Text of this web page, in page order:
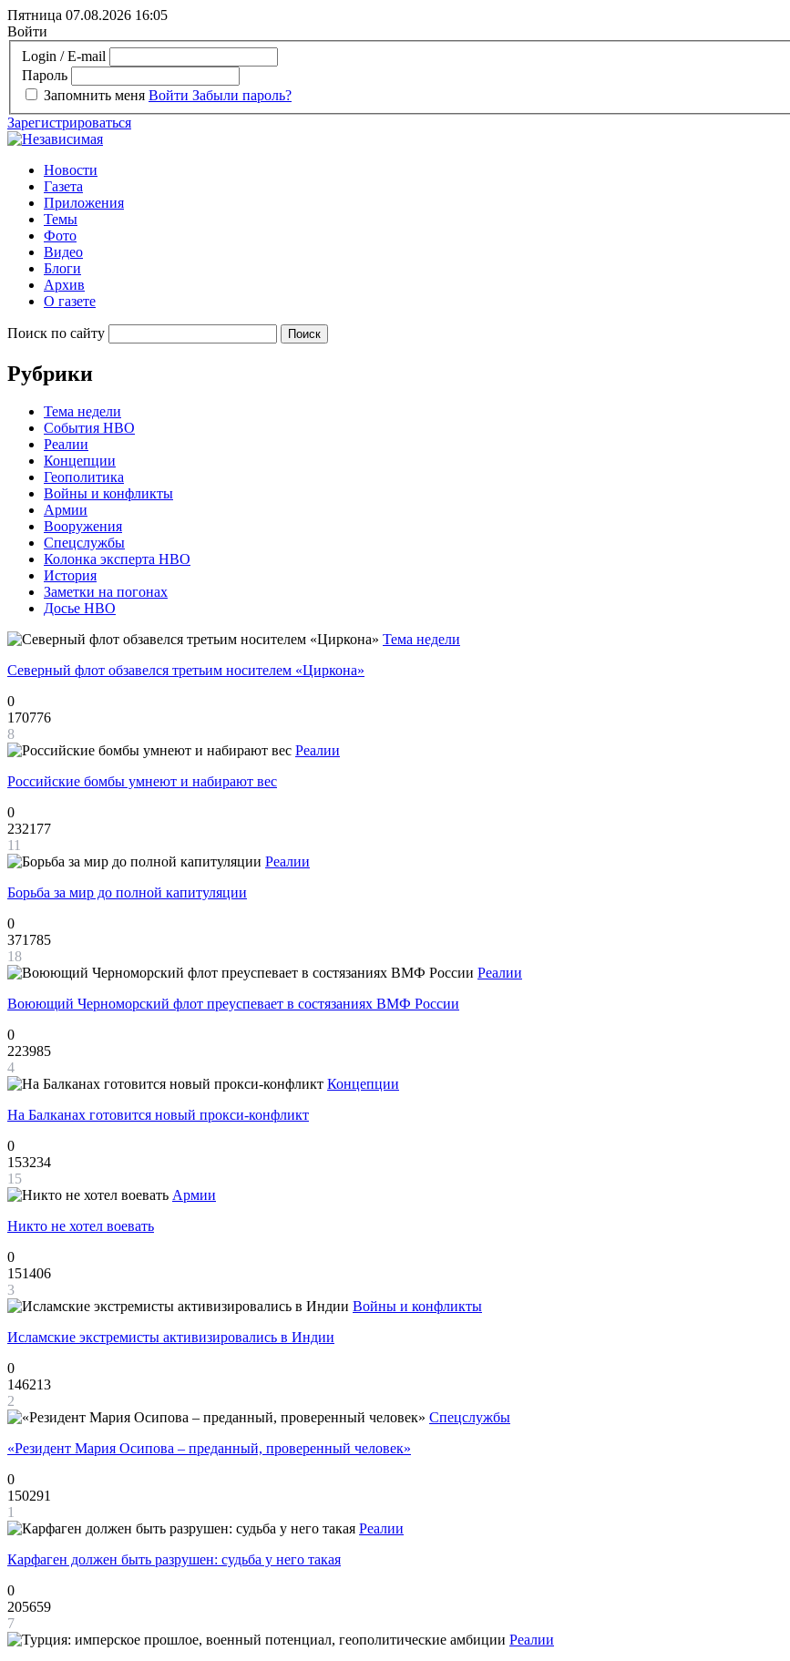
Пятница 07.08.2026 16:05
Войти
Login / E-mail
Пароль
Запомнить меня Войти Забыли пароль?
Зарегистрироваться
Новости
Газета
Приложения
Темы
Фото
Видео
Блоги
Архив
О газете
Поиск по сайту
Рубрики
Тема недели
События НВО
Реалии
Концепции
Геополитика
Войны и конфликты
Армии
Вооружения
Спецслужбы
Колонка эксперта НВО
История
Заметки на погонах
Досье НВО
Тема недели
Северный флот обзавелся третьим носителем «Циркона»
0
170776
8
Реалии
Российские бомбы умнеют и набирают вес
0
232177
11
Реалии
Борьба за мир до полной капитуляции
0
371785
18
Реалии
Воюющий Черноморский флот преуспевает в состязаниях ВМФ России
0
223985
4
Концепции
На Балканах готовится новый прокси-конфликт
0
153234
15
Армии
Никто не хотел воевать
0
151406
3
Войны и конфликты
Исламские экстремисты активизировались в Индии
0
146213
2
Спецслужбы
«Резидент Мария Осипова – преданный, проверенный человек»
0
150291
1
Реалии
Карфаген должен быть разрушен: судьба у него такая
0
205659
7
Реалии